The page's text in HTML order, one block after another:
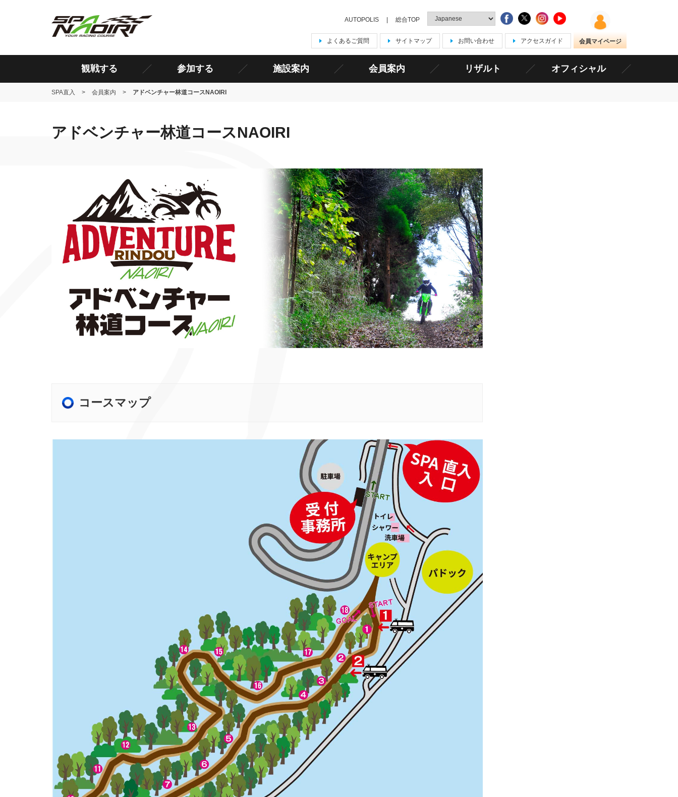
AUTOPOLIS 総合TOP
よくあるご質問 サイトマップ お問い合わせ アクセスガイド 会員マイページ
観戦する 参加する 施設案内 会員案内 リザルト オフィシャル
SPA直入 > 会員案内 > アドベンチャー林道コースNAOIRI
アドベンチャー林道コースNAOIRI
コースマップ